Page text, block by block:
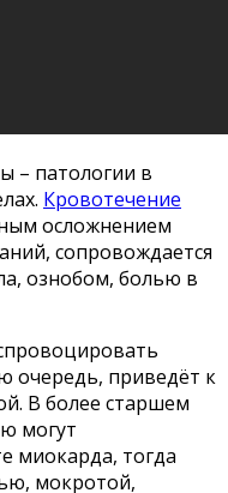
– патологии в
Кровотечение
осложнением
сопровождается
ознобом, болью в
очередь, приведёт к
В более старшем
могут
миокарда, тогда
мокротой,